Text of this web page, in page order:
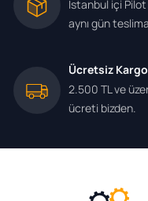
İstanbul içi
aynı gün
Ücretsiz Kargo
2.500 TL ve
ücreti bizden.